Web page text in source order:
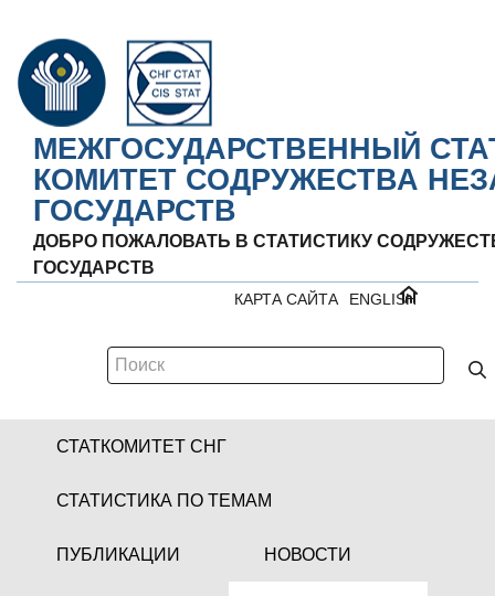
МЕЖГОСУДАРСТВЕННЫЙ
КОМИТЕТ СОДРУЖЕСТВА
ГОСУДАРСТВ
ДОБРО ПОЖАЛОВАТЬ В СТАТИСТИКУ
ГОСУДАРСТВ
ENGLISH
КАРТА САЙТА
СТАТКОМИТЕТ СНГ
СТАТИСТИКА ПО ТЕМАМ
ПУБЛИКАЦИИ НОВОСТИ